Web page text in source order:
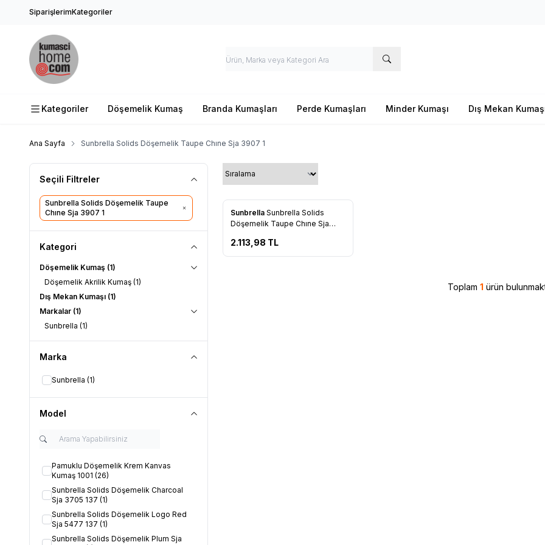
SiparişlerimKategoriler
Kategoriler Döşemelik Kumaş Branda Kumaşları Perde Kumaşları Minder Kumaşı Dış Mekan
Ana Sayfa Sunbrella Solids Döşemelik Taupe Chıne Sja 3907 1
Seçili Filtreler
Sunbrella Solids Döşemelik Taupe
Chıne Sja 3907 1
Kategori
Döşemelik Kumaş (1)
Döşemelik Akrilik Kumaş (1)
Dış Mekan Kumaşı (1)
Markalar (1)
Sunbrella (1)
Marka
Sunbrella (1)
Model
Pamuklu Döşemelik Krem Kanvas
Kumaş 1001 (26)
Sunbrella Solids Döşemelik Charcoal
Sja 3705 137 (1)
Sunbrella Solids Döşemelik Logo Red
Sja 5477 137 (1)
Sunbrella Solids Döşemelik Plum Sja
Yeni
Favorilere Ekle
Sunbrella Sunbrella Solids
Döşemelik Taupe Chıne Sja
2.113,98 TL
Toplam 1 ürün